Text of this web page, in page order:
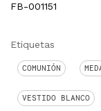
FB-001151
Etiquetas
COMUNIÓN
VESTIDO BLANCO